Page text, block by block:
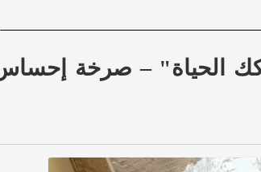
الحياة" – صرخة